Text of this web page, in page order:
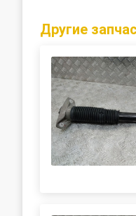
Другие